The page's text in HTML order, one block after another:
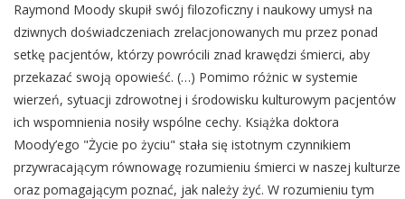
Raymond Moody skupił swój filozoficzny i naukowy umysł na
dziwnych doświadczeniach zrelacjonowanych mu przez ponad
setkę pacjentów, którzy powrócili znad krawędzi śmierci, aby
przekazać swoją opowieść. (…) Pomimo różnic w systemie
wierzeń, sytuacji zdrowotnej i środowisku kulturowym pacjentów
ich wspomnienia nosiły wspólne cechy. Książka doktora
Moody’ego "Życie po życiu" stała się istotnym czynnikiem
przywracającym równowagę rozumieniu śmierci w naszej kulturze
oraz pomagającym poznać, jak należy żyć. W rozumieniu tym